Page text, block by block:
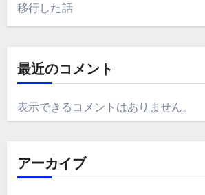
移行した話
最近のコメント
表示できるコメントはありません。
アーカイブ